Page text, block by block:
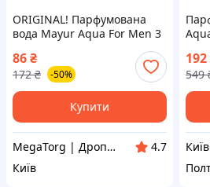
ORIGINAL! Парфумована
вода Mayur Aqua For Men 3
мл (2200005181898) - Якість!
Гарантія! MegaTorg.com.ua
86₴
172 ₴ -50%
Купити
MegaTorg | Дропшиппінг та Опт
4.7
Київ
192
549